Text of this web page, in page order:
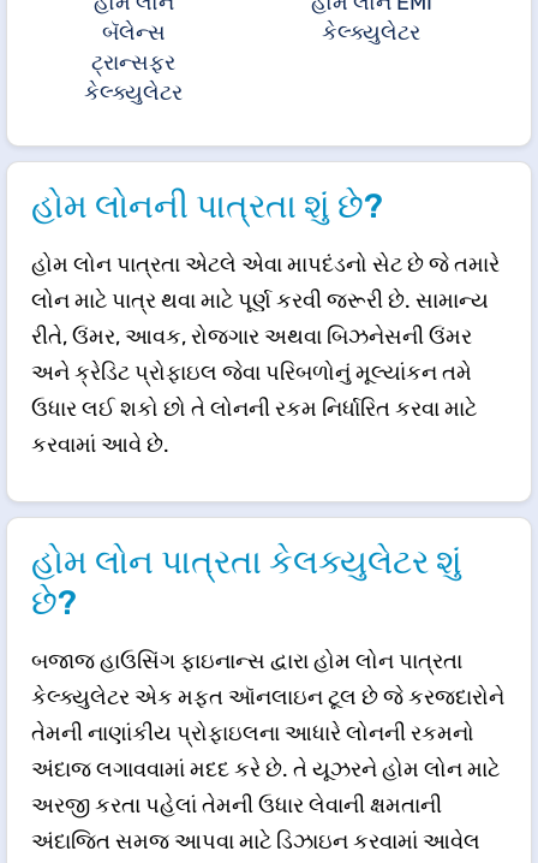
બૅલેન્સ
ટ્રાન્સફર
કેલ્ક્યુલેટર
કેલ્ક્યુલેટર
​હોમ લોનની પાત્રતા શું છે?
હોમ લોન પાત્રતા એટલે એવા માપદંડનો સેટ છે જે તમારે
લોન માટે પાત્ર થવા માટે પૂર્ણ કરવી જરૂરી છે. સામાન્ય
રીતે, ઉંમર, આવક, રોજગાર અથવા બિઝનેસની ઉંમર
અને ક્રેડિટ પ્રોફાઇલ જેવા પરિબળોનું મૂલ્યાંકન તમે
ઉધાર લઈ શકો છો તે લોનની રકમ નિર્ધારિત કરવા માટે
કરવામાં આવે છે.
હોમ લોન પાત્રતા કેલક્યુલેટર શું
છે?
બજાજ હાઉસિંગ ફાઇનાન્સ દ્વારા હોમ લોન પાત્રતા
કેલ્ક્યુલેટર એક મફત ઑનલાઇન ટૂલ છે જે કરજદારોને
તેમની નાણાંકીય પ્રોફાઇલના આધારે લોનની રકમનો
અંદાજ લગાવવામાં મદદ કરે છે. તે યૂઝરને હોમ લોન માટે
અરજી કરતા પહેલાં તેમની ઉધાર લેવાની ક્ષમતાની
અંદાજિત સમજ આપવા માટે ડિઝાઇન કરવામાં આવેલ